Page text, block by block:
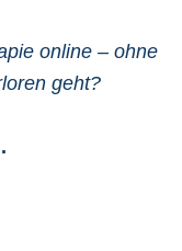
online – ohne
geht?